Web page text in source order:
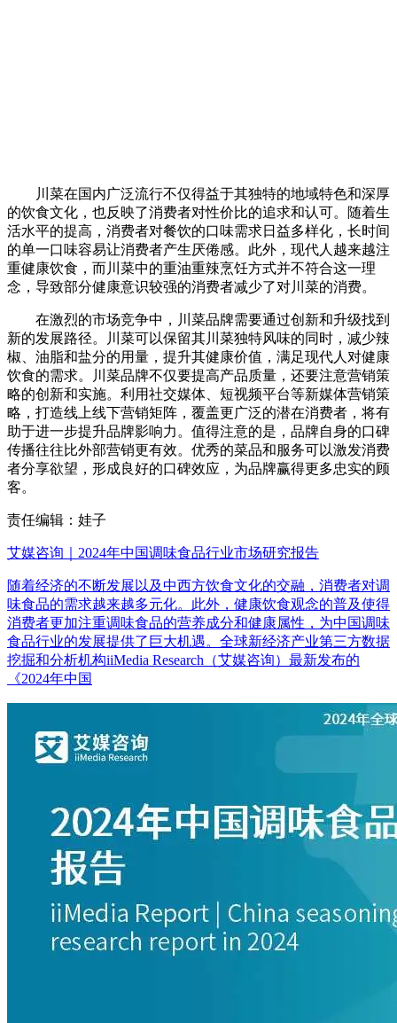
川菜在国内广泛流行不仅得益于其独特的地域特色和深厚
的饮食文化，也反映了消费者对性价比的追求和认可。随着生
活水平的提高，消费者对餐饮的口味需求日益多样化，长时间
的单一口味容易让消费者产生厌倦感。此外，现代人越来越注
重健康饮食，而川菜中的重油重辣烹饪方式并不符合这一理
念，导致部分健康意识较强的消费者减少了对川菜的消费‌。
在激烈的市场竞争中，川菜品牌需要通过创新和升级找到
新的发展路径。川菜可以保留其川菜独特风味的同时，减少辣
椒、油脂和盐分的用量，提升其健康价值，满足现代人对健康
饮食的需求。川菜品牌不仅要提高产品质量，还要注意营销策
略的创新和实施。利用社交媒体、短视频平台等新媒体营销策
略，打造线上线下营销矩阵，覆盖更广泛的潜在消费者，将有
助于进一步提升品牌影响力。值得注意的是，品牌自身的口碑
传播往往比外部营销更有效。优秀的菜品和服务可以激发消费
者分享欲望，形成良好的口碑效应，为品牌赢得更多忠实的顾
客。
责任编辑：娃子
艾媒咨询｜2024年中国调味食品行业市场研究报告
随着经济的不断发展以及中西方饮食文化的交融，消费者对调
味食品的需求越来越多元化。此外，健康饮食观念的普及使得
消费者更加注重调味食品的营养成分和健康属性，为中国调味
食品行业的发展提供了巨大机遇。全球新经济产业第三方数据
挖掘和分析机构iiMedia Research（艾媒咨询）最新发布的
《2024年中国